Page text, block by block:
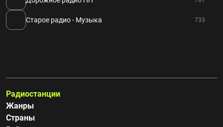
Старое радио - Музыка 733
Радиостанции
Жанры
Страны